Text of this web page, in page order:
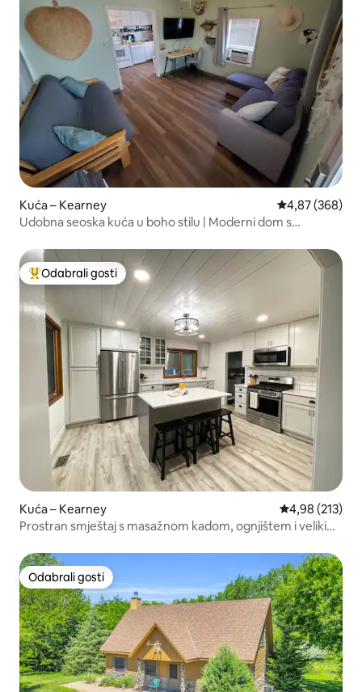
Kuća – Kearney Prosječna
4,87 (368)
Udobna seoska kuća u boho stilu | Moderni dom s
Među najviše rangiranima s oznakom „Odabrali gosti”
Odabrali gosti
Kuća – Kearney Prosječna
4,98 (213)
Prostran smještaj s masažnom kadom, ognjištem i velikim
Odabrali gosti
Odabrali gosti